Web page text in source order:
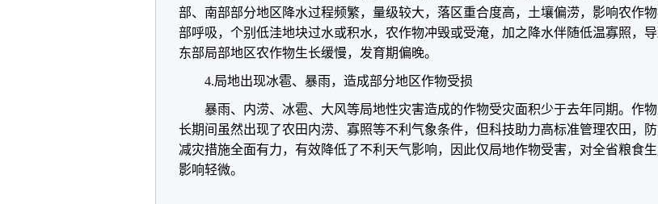
部、南部部分地区降水过程频繁，量级较大，落区重合度高，土壤偏涝，影响农作
部呼吸，个别低洼地块过水或积水，农作物冲毁或受淹，加之降水伴随低温寡照，
东部局部地区农作物生长缓慢，发育期偏晚。
4.局地出现冰雹、暴雨，造成部分地区作物受损
暴雨、内涝、冰雹、大风等局地性灾害造成的作物受灾面积少于去年同期。作
长期间虽然出现了农田内涝、寡照等不利气象条件，但科技助力高标准管理农田，
减灾措施全面有力，有效降低了不利天气影响，因此仅局地作物受害，对全省粮食
影响轻微。